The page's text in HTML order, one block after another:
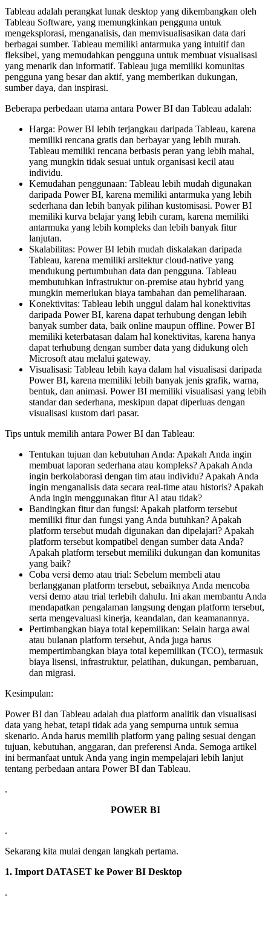
Tableau adalah perangkat lunak desktop yang dikembangkan oleh
Tableau Software, yang memungkinkan pengguna untuk
mengeksplorasi, menganalisis, dan memvisualisasikan data dari
berbagai sumber. Tableau memiliki antarmuka yang intuitif dan
fleksibel, yang memudahkan pengguna untuk membuat visualisasi
yang menarik dan informatif. Tableau juga memiliki komunitas
pengguna yang besar dan aktif, yang memberikan dukungan,
sumber daya, dan inspirasi.
Beberapa perbedaan utama antara Power BI dan Tableau adalah:
Harga: Power BI lebih terjangkau daripada Tableau, karena
memiliki rencana gratis dan berbayar yang lebih murah.
Tableau memiliki rencana berbasis peran yang lebih mahal,
yang mungkin tidak sesuai untuk organisasi kecil atau
individu.
Kemudahan penggunaan: Tableau lebih mudah digunakan
daripada Power BI, karena memiliki antarmuka yang lebih
sederhana dan lebih banyak pilihan kustomisasi. Power BI
memiliki kurva belajar yang lebih curam, karena memiliki
antarmuka yang lebih kompleks dan lebih banyak fitur
lanjutan.
Skalabilitas: Power BI lebih mudah diskalakan daripada
Tableau, karena memiliki arsitektur cloud-native yang
mendukung pertumbuhan data dan pengguna. Tableau
membutuhkan infrastruktur on-premise atau hybrid yang
mungkin memerlukan biaya tambahan dan pemeliharaan.
Konektivitas: Tableau lebih unggul dalam hal konektivitas
daripada Power BI, karena dapat terhubung dengan lebih
banyak sumber data, baik online maupun offline. Power BI
memiliki keterbatasan dalam hal konektivitas, karena hanya
dapat terhubung dengan sumber data yang didukung oleh
Microsoft atau melalui gateway.
Visualisasi: Tableau lebih kaya dalam hal visualisasi daripada
Power BI, karena memiliki lebih banyak jenis grafik, warna,
bentuk, dan animasi. Power BI memiliki visualisasi yang lebih
standar dan sederhana, meskipun dapat diperluas dengan
visualisasi kustom dari pasar.
Tips untuk memilih antara Power BI dan Tableau:
Tentukan tujuan dan kebutuhan Anda: Apakah Anda ingin
membuat laporan sederhana atau kompleks? Apakah Anda
ingin berkolaborasi dengan tim atau individu? Apakah Anda
ingin menganalisis data secara real-time atau historis? Apakah
Anda ingin menggunakan fitur AI atau tidak?
Bandingkan fitur dan fungsi: Apakah platform tersebut
memiliki fitur dan fungsi yang Anda butuhkan? Apakah
platform tersebut mudah digunakan dan dipelajari? Apakah
platform tersebut kompatibel dengan sumber data Anda?
Apakah platform tersebut memiliki dukungan dan komunitas
yang baik?
Coba versi demo atau trial: Sebelum membeli atau
berlangganan platform tersebut, sebaiknya Anda mencoba
versi demo atau trial terlebih dahulu. Ini akan membantu Anda
mendapatkan pengalaman langsung dengan platform tersebut,
serta mengevaluasi kinerja, keandalan, dan keamanannya.
Pertimbangkan biaya total kepemilikan: Selain harga awal
atau bulanan platform tersebut, Anda juga harus
mempertimbangkan biaya total kepemilikan (TCO), termasuk
biaya lisensi, infrastruktur, pelatihan, dukungan, pembaruan,
dan migrasi.
Kesimpulan:
Power BI dan Tableau adalah dua platform analitik dan visualisasi
data yang hebat, tetapi tidak ada yang sempurna untuk semua
skenario. Anda harus memilih platform yang paling sesuai dengan
tujuan, kebutuhan, anggaran, dan preferensi Anda. Semoga artikel
ini bermanfaat untuk Anda yang ingin mempelajari lebih lanjut
tentang perbedaan antara Power BI dan Tableau.
.
POWER BI
.
Sekarang kita mulai dengan langkah pertama.
1. Import DATASET ke Power BI Desktop
.